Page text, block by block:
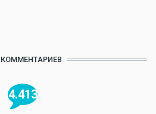
4.413